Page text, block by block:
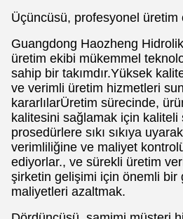
Üçüncüsü, profesyonel üretim
Guangdong Haozheng
üretim ekibi mükemmel
sahip bir takımdır.Yüksek
ve verimli üretim hizmetleri
kararlılarÜretim sürecinde,
kalitesini sağlamak için kaliteli
prosedürlere sıkı sıkıya
verimliliğine ve maliyet
ediyorlar., ve sürekli üretim
şirketin gelişimi için önemli bir
maliyetleri azaltmak.